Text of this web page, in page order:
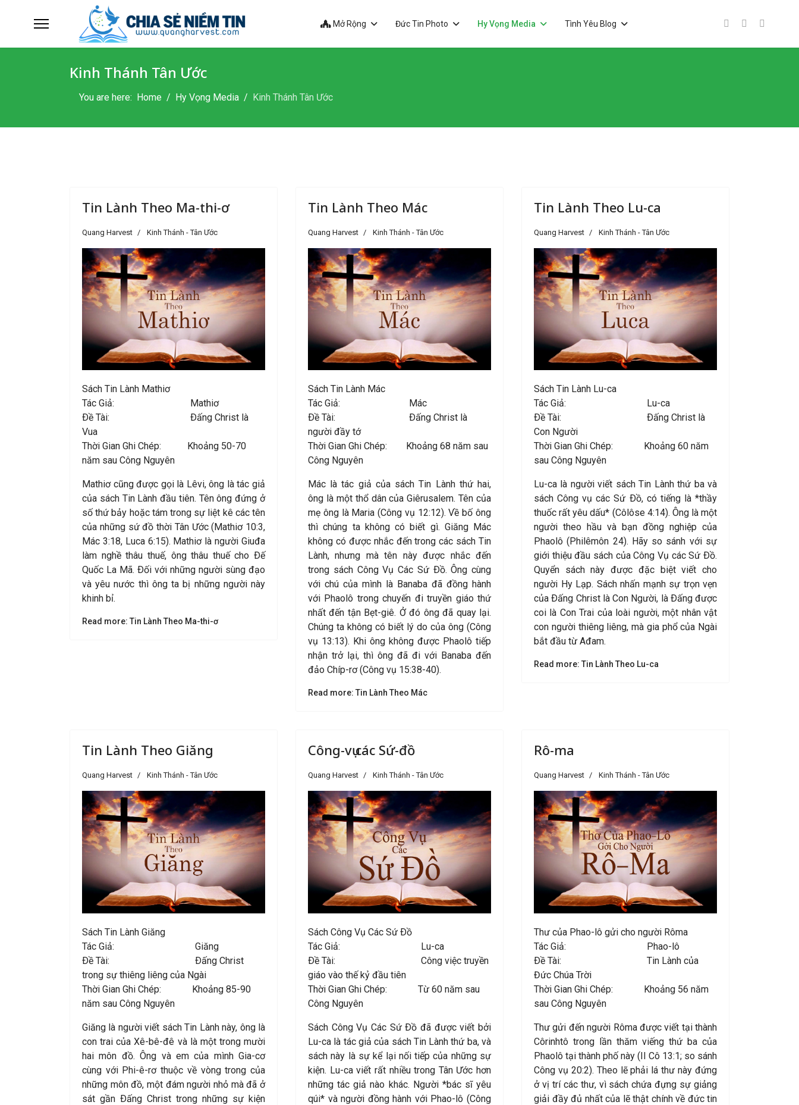
Mở Rộng Đức Tin Photo Hy Vọng Media Tình Yêu Blog
Kinh Thánh Tân Ước
You are here: Home Hy Vọng Media Kinh Thánh Tân Ước
Tin Lành Theo Ma-thi-ơ
Quang Harvest Kinh Thánh - Tân Ước
Sách Tin Lành Mathiơ
Tác Giả: Mathiơ
Ðề Tài: Ðấng Christ là
Vua
Thời Gian Ghi Chép: Khoảng 50-70
năm sau Công Nguyên
Mathiơ cũng được gọi là Lêvi, ông là tác giả
của sách Tin Lành đầu tiên. Tên ông đứng ở
số thứ bảy hoặc tám trong sự liệt kê các tên
của những sứ đồ thời Tân Ước (Mathiơ 10:3,
Mác 3:18, Luca 6:15). Mathiơ là người Giuđa
làm nghề thâu thuế, ông thâu thuế cho Ðế
Quốc La Mã. Ðối với những người sùng đạo
và yêu nước thì ông ta bị những người này
khinh bỉ.
Read more: Tin Lành Theo Ma-thi-ơ
Tin Lành Theo Mác
Quang Harvest Kinh Thánh - Tân Ước
Sách Tin Lành Mác
Tác Giả: Mác
Ðề Tài: Ðấng Christ là
người đầy tớ
Thời Gian Ghi Chép: Khoảng 68 năm sau
Công Nguyên
Mác là tác giả của sách Tin Lành thứ hai,
ông là một thổ dân của Giêrusalem. Tên của
mẹ ông là Maria (Công vụ 12:12). Về bố ông
thì chúng ta không có biết gì. Giăng Mác
không có được nhắc đến trong các sách Tin
Lành, nhưng mà tên này được nhắc đến
trong sách Công Vụ Các Sứ Ðồ. Ông cùng
với chú của mình là Banaba đã đồng hành
với Phaolô trong chuyến đi truyền giáo thứ
nhất đến tận Bẹt-giê. Ở đó ông đã quay lại.
Chúng ta không có biết lý do của ông (Công
vụ 13:13). Khi ông không được Phaolô tiếp
nhận trở lại, thì ông đã đi với Banaba đến
đảo Chíp-rơ (Công vụ 15:38-40).
Read more: Tin Lành Theo Mác
Tin Lành Theo Lu-ca
Quang Harvest Kinh Thánh - Tân Ước
Sách Tin Lành Lu-ca
Tác Giả: Lu-ca
Ðề Tài: Ðấng Christ là
Con Người
Thời Gian Ghi Chép: Khoảng 60 năm
sau Công Nguyên
Lu-ca là người viết sách Tin Lành thứ ba và
sách Công vụ các Sứ Ðồ, có tiếng là *thầy
thuốc rất yêu dấu* (Côlôse 4:14). Ông là một
người theo hầu và bạn đồng nghiệp của
Phaolô (Philêmôn 24). Hãy so sánh với sự
giới thiệu đầu sách của Công Vụ các Sứ Ðồ.
Quyển sách này được đặc biệt viết cho
người Hy Lạp. Sách nhấn mạnh sự trọn vẹn
của Ðấng Christ là Con Người, là Ðấng được
coi là Con Trai của loài người, một nhân vật
con người thiêng liêng, mà gia phổ của Ngài
bắt đầu từ Ađam.
Read more: Tin Lành Theo Lu-ca
Tin Lành Theo Giăng
Quang Harvest Kinh Thánh - Tân Ước
Sách Tin Lành Giăng
Tác Giả: Giăng
Ðề Tài: Ðấng Christ
trong sự thiêng liêng của Ngài
Thời Gian Ghi Chép: Khoảng 85-90
năm sau Công Nguyên
Giăng là người viết sách Tin Lành này, ông là
con trai của Xê-bê-đê và là một trong mười
hai môn đồ. Ông và em của mình Gia-cơ
cùng với Phi-ê-rơ thuộc về vòng trong của
những môn đồ, một đám người nhỏ mà đã ở
sát gần Ðấng Christ trong những sự kiện
Công-vụ các Sứ-đồ
Quang Harvest Kinh Thánh - Tân Ước
Sách Công Vụ Các Sứ Ðồ
Tác Giả: Lu-ca
Ðề Tài: Công việc truyền
giáo vào thế kỷ đầu tiên
Thời Gian Ghi Chép: Từ 60 năm sau
Công Nguyên
Sách Công Vụ Các Sứ Ðồ đã được viết bởi
Lu-ca là tác giả của sách Tin Lành thứ ba, và
sách này là sự kể lại nối tiếp của những sự
kiện. Lu-ca viết rất nhiều trong Tân Ước hơn
những tác giả nào khác. Người *bác sĩ yêu
qúi* và người đồng hành với Phao-lô (Công
Rô-ma
Quang Harvest Kinh Thánh - Tân Ước
Thư của Phao-lô gửi cho người Rôma
Tác Giả: Phao-lô
Ðề Tài: Tin Lành của
Đức Chúa Trời
Thời Gian Ghi Chép: Khoảng 56 năm
sau Công Nguyên
Thư gửi đến người Rôma được viết tại thành
Côrinhtô trong lần thăm viếng thứ ba của
Phaolô tại thành phố này (II Cô 13:1; so sánh
Công vụ 20:2). Theo lẽ phải lá thư này đứng
ở vị trí các thư, vì sách chứa đựng sự giảng
giải đầy đủ nhất của lẽ thật chính về đức tin